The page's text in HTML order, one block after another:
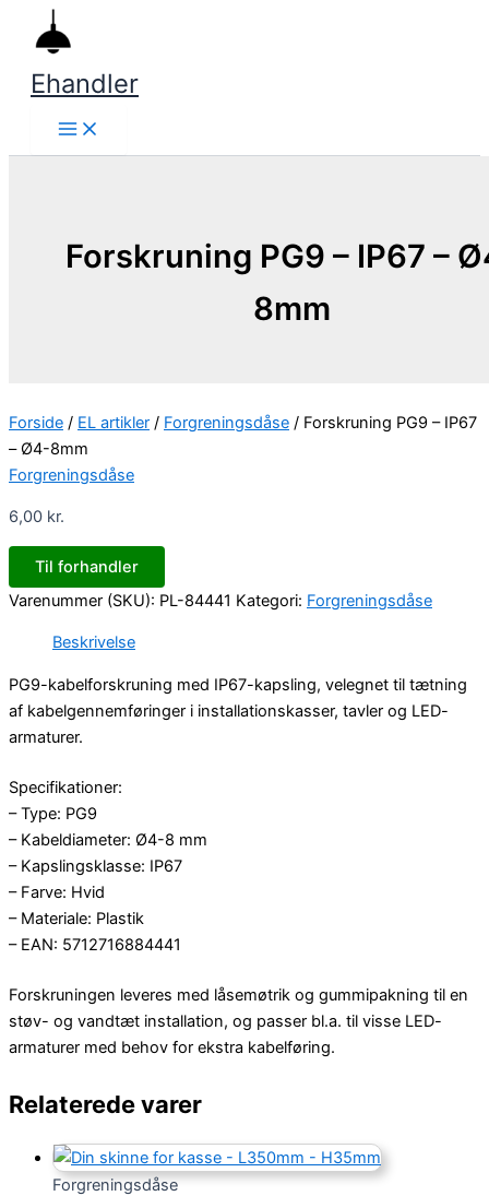
indholdet
Ehandler
Forskruning PG9 – IP67 –
8mm
Forside / EL artikler / Forgreningsdåse / Forskruning PG9 – IP67
– Ø4-8mm
Forgreningsdåse
6,00 kr.
Til forhandler
Varenummer (SKU): PL-84441 Kategori: Forgreningsdåse
Beskrivelse
PG9-kabelforskruning med IP67-kapsling, velegnet til tætning
af kabelgennemføringer i installationskasser, tavler og LED-
armaturer.
Specifikationer:
– Type: PG9
– Kabeldiameter: Ø4-8 mm
– Kapslingsklasse: IP67
– Farve: Hvid
– Materiale: Plastik
– EAN: 5712716884441
Forskruningen leveres med låsemøtrik og gummipakning til en
støv- og vandtæt installation, og passer bl.a. til visse LED-
armaturer med behov for ekstra kabelføring.
Relaterede varer
Forgreningsdåse